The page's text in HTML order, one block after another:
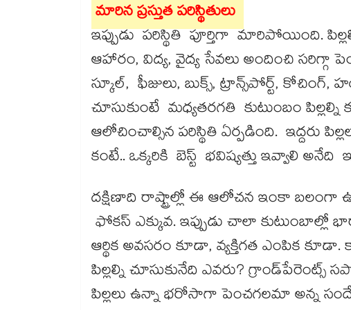
మారిన ప్రస్తుత పరిస్థితులు
ఇప్పుడు పరిస్థితి పూర్తిగా మారిపోయింది.
ఆహారం, విద్య, వైద్య సేవలు అందించి
స్కూల్, ఫీజులు, బుక్స్, ట్రాన్స్‌‌పోర్ట్, కోచింగ్,
చూసుకుంటే మధ్యతరగతి కుటుంబం
ఆలోచించాల్సిన పరిస్థితి ఏర్పడింది. ఇద్దరు
కంటే.. ఒక్కరికి బెస్ట్ భవిష్యత్తు ఇవ్వాలి
దక్షిణాది రాష్ట్రాల్లో ఈ ఆలోచన ఇంకా బలంగా
ఫోకస్​ ఎక్కువ. ఇప్పుడు చాలా కుటుంబాల్లో
ఆర్థిక అవసరం కూడా, వ్యక్తిగత ఎంపిక
పిల్లల్ని చూసుకునేది ఎవరు? గ్రాండ్​పేరెంట్స్
పిల్లలు ఉన్నా భరోసాగా పెంచగలమా అన్న